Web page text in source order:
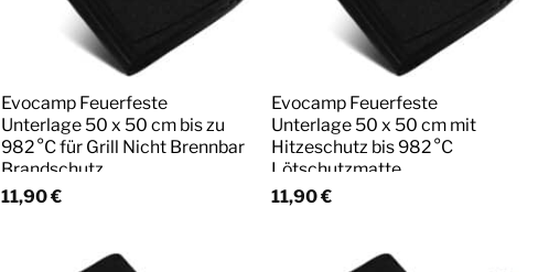
Evocamp Feuerfeste
Unterlage 50 x 50 cm bis zu
982 °C für Grill Nicht Brennbar
Brandschutz
11,90€
Evocamp Feuerfeste
Unterlage 50 x 50 cm mit
Hitzeschutz bis 982 °C
Lötschutzmatte
11,90€